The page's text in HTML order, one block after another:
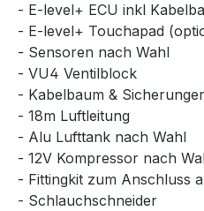
- E-level+ ECU inkl
- E-level+ Touchapad
- Sensoren nach Wahl
- VU4 Ventilblock
- Kabelbaum &
- 18m Luftleitung
- Alu Lufttank nach Wahl
- 12V Kompressor nach
- Fittingkit zum Anschluss
- Schlauchschneider